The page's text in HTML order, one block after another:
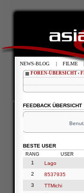
FOREN-ÜBERSICHT ‹
FEEDBACK ÜBERSICHT
BESTE USER
RANG USER
1 Lago
2
8537935
3
TTMichi
NEWS-BLOG | FILME |